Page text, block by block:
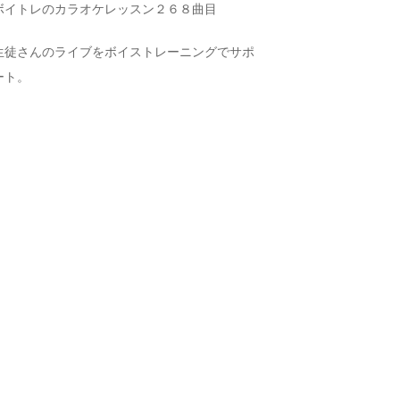
イトレのカラオケレッスン２６８曲目
徒さんのライブをボイストレーニングでサポ
ト。